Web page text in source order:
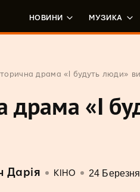
НОВИНИ МУЗИКА
драма «І будуть люди»
драма «І
Дарія КІНО 24